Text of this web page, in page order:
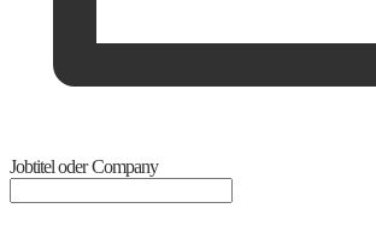
Jobtitel oder Company